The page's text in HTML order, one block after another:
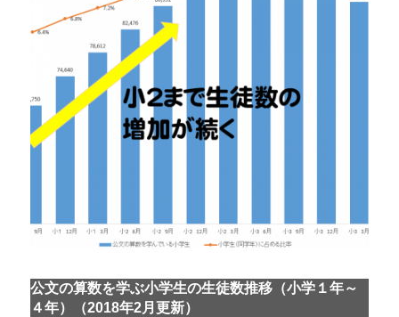
公文の算数を学ぶ小学生の生徒数推移（小学１年～
４年）（2018年2月更新）